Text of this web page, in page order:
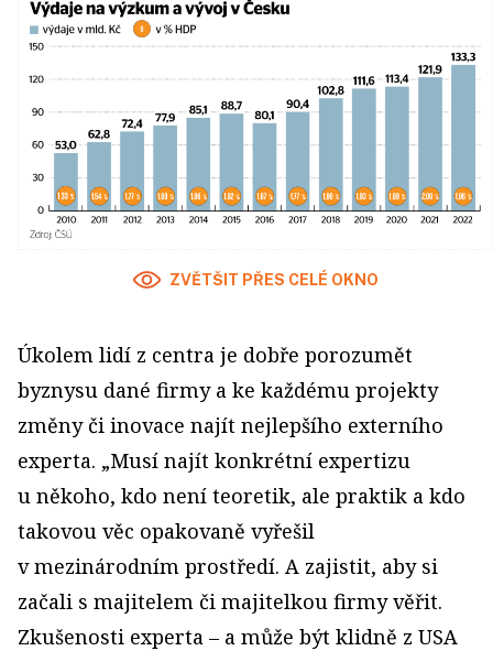
ZVĚTŠIT PŘES CELÉ OKNO
Úkolem lidí z centra je dobře porozumět
byznysu dané firmy a ke každému projekty
změny či inovace najít nejlepšího externího
experta. „Musí najít konkrétní expertizu
u někoho, kdo není teoretik, ale praktik a kdo
takovou věc opakovaně vyřešil
v mezinárodním prostředí. A zajistit, aby si
začali s majitelem či majitelkou firmy věřit.
Zkušenosti experta – a může být klidně z USA